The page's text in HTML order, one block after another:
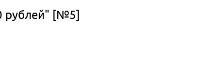
рублей" [№5]